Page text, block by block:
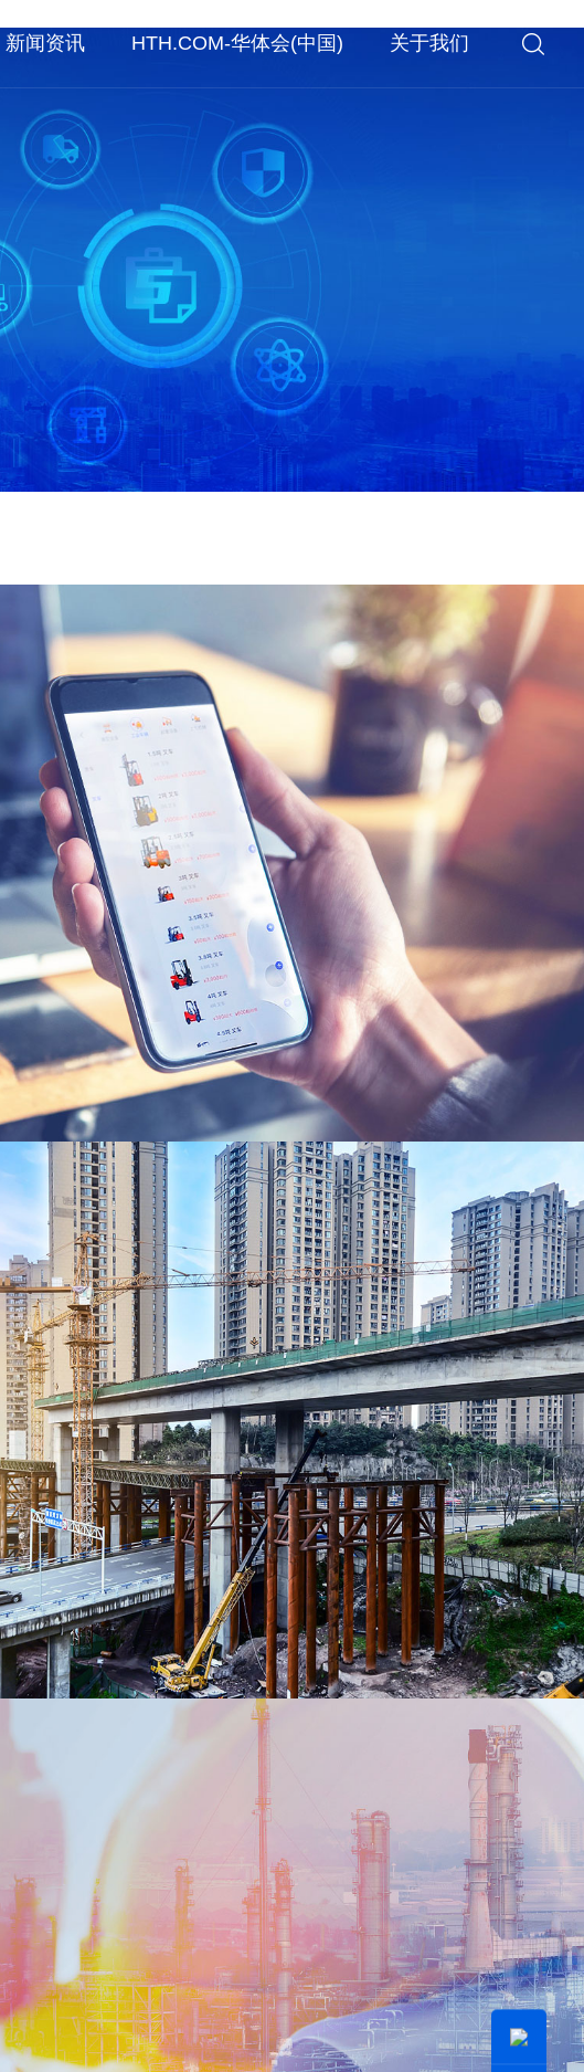
新闻资讯 HTH.COM-华体会(中国) 关于我们